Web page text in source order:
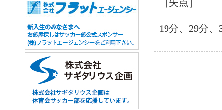
［失点］
19分、29分、